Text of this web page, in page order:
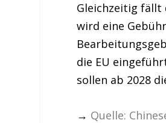
Gleichzeitig fällt
wird eine
die EU
sollen ab 2028
→ Quelle: